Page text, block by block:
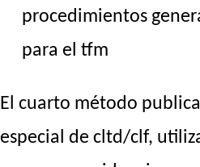
procedimientos
para el tfm
El cuarto método
especial de cltd/clf,